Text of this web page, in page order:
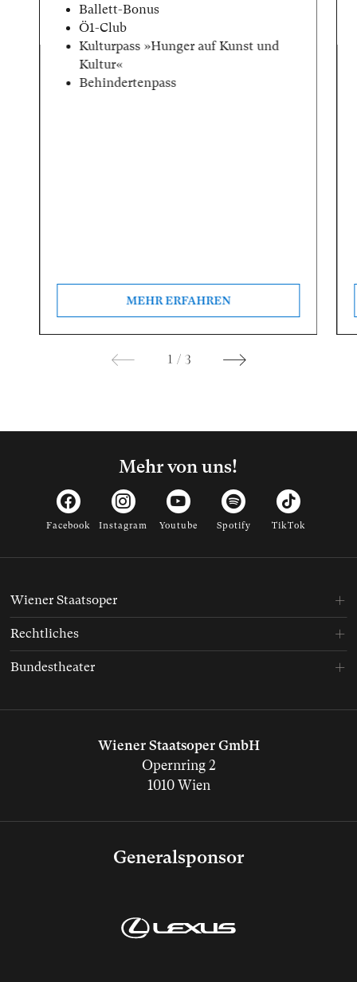
Ballett-Bonus
Ö1-Club
Kulturpass »Hunger auf Kunst und
Kultur«
Behindertenpass
MEHR ERFAHREN
1 / 3
Mehr von uns!
Facebook Instagram Youtube Spotify TikTok
Generalsponsor
Wiener Staatsoper GmbH
Opernring 2
1010 Wien
Wiener Staatsoper
Rechtliches
Bundestheater